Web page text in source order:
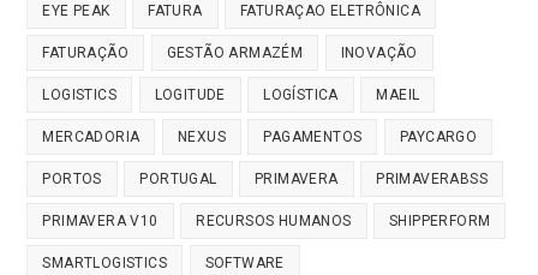
EYE PEAK FATURA FATURAÇAO ELETRÔNICA
FATURAÇÃO GESTÃO ARMAZÉM INOVAÇÃO
LOGISTICS LOGITUDE LOGÍSTICA MAEIL
MERCADORIA NEXUS PAGAMENTOS PAYCARGO
PORTOS PORTUGAL PRIMAVERA PRIMAVERABSS
PRIMAVERA V10 RECURSOS HUMANOS SHIPPERFORM
SMARTLOGISTICS SOFTWARE